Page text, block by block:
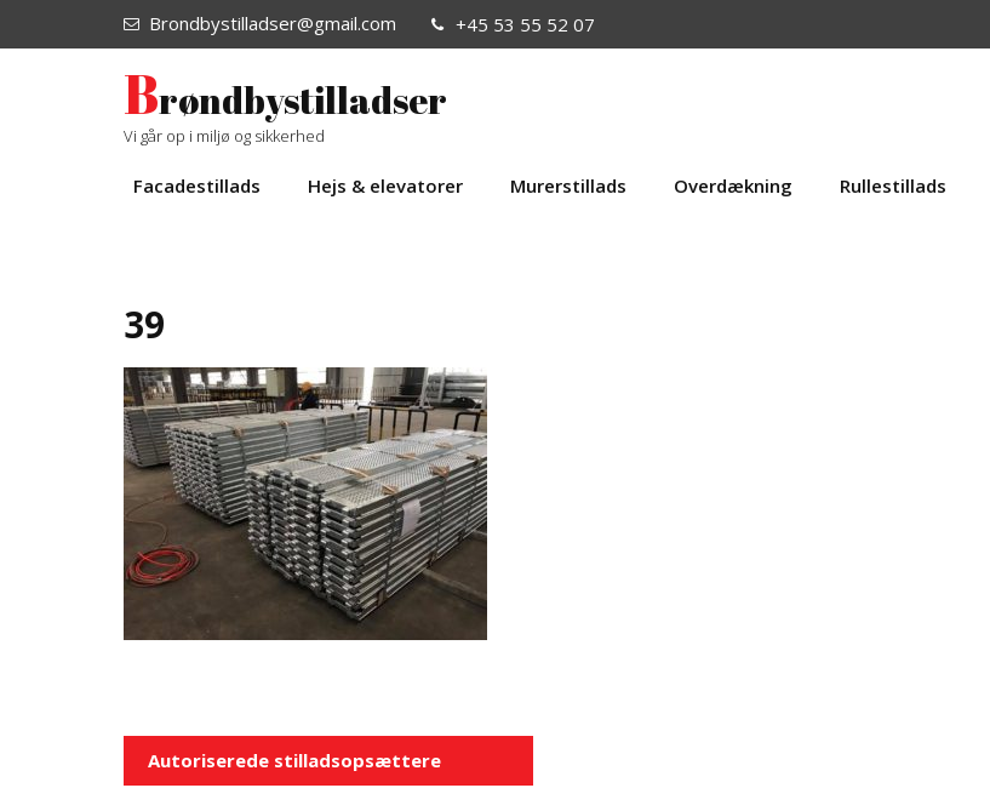
Brondbystilladser@gmail.com +45 53 55 52 07
Brøndbystilladser
Vi går op i miljø og sikkerhed
Facadestillads Hejs & elevatorer Murerstillads Overdækning Rullestillads
39
Indlægsnavigation
Autoriserede stilladsopsættere